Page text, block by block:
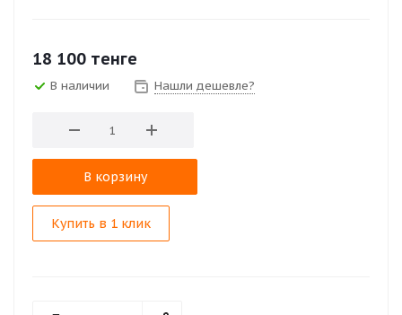
18 100 тенге
В наличии Нашли дешевле?
В корзину
Купить в 1 клик